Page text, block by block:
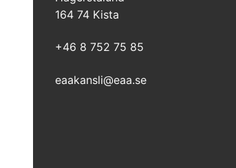
164 74 Kista
+46 8 752 75 85
eaakansli@eaa.se